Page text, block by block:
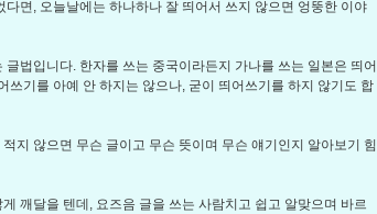
면, 오늘날에는 하나하나 잘 띄어서 쓰지 않으면 엉뚱한 이야
법입니다. 한자를 쓰는 중국이라든지 가나를 쓰는 일본은 띄어
쓰기를 아예 안 하지는 않으나, 굳이 띄어쓰기를 하지 않기도 합
지 않으면 무슨 글이고 무슨 뜻이며 무슨 얘기인지 알아보기 힘
깨달을 텐데, 요즈음 글을 쓰는 사람치고 쉽고 알맞으며 바르